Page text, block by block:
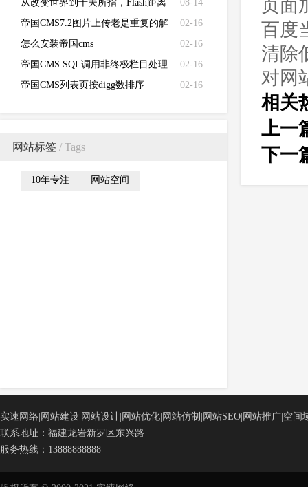
smalltext前后空格的方法！
08-14
从改变世界到千夫所指，Flash距离
生命尽头并不遥远
02-16
帝国CMS7.2图片上传老是重复的解
决方法
02-16
怎么安装帝国cms
02-16
帝国CMS SQL调用非终极栏目处理
技巧
02-16
帝国CMS列表页按digg数排序
网站标签 / Tags
10年专注 网站空间
页面
百度
清除
对网
相关
上一
下一
实速网络|网站建设|网站设计|网站优化|网站仿制|网站SEO|网站推广|空
联系地址：福建龙岩新罗区东兴路
服务热线：13888888888